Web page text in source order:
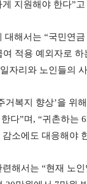
지원해야 한다”고
대해서는 “국민연
적용 예외자로
자리와 노인들의
거복지 향상’을 위
다”며, “귀촌하는
소에도 대응해야
해서는 “현재 노